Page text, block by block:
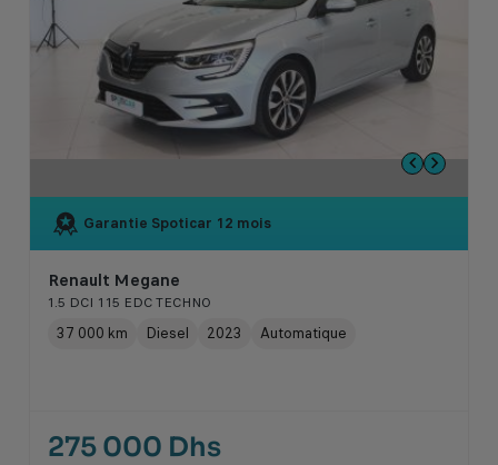
Garantie Spoticar 12 mois
Renault Megane
1.5 DCI 115 EDC TECHNO
37 000 km Diesel 2023 Automatique
275 000 Dhs